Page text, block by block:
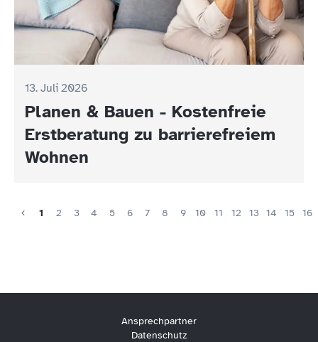
13. Juli 2026
Planen & Bauen - Kostenfreie
Erstberatung zu barrierefreiem
Wohnen
1 2 3 4 5 6 7 8 9 10 11 12 13 14 15 16
Ansprechpartner
Datenschutz